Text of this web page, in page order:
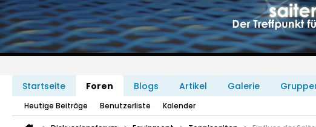
Startseite Foren Blogs Artikel Galerie
Heutige Beiträge Benutzerliste Kalender